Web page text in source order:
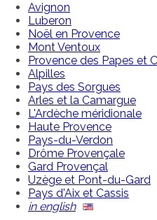
Avignon
Luberon
Noël en Provence
Mont Ventoux
Provence des Papes et
Alpilles
Pays des Sorgues
Arles et la Camargue
L'Ardèche méridionale
Haute Provence
Pays-du-Verdon
Drôme Provençale
Gard Provençal
Uzège et Pont-du-Gard
Pays d'Aix et Cassis
in english